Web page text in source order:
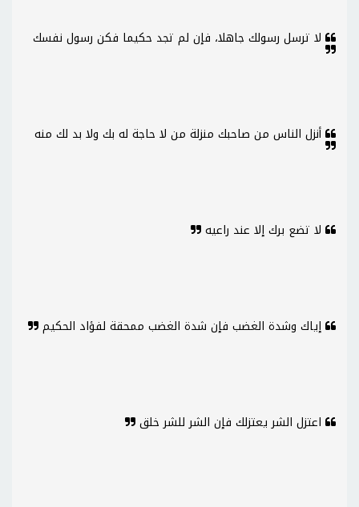
لا ترسل رسولك جاهلا، فإن لم تجد حكيما فكن رسول نفسك
أنزل الناس من صاحبك منزلة من لا حاجة له بك ولا بد لك منه
لا تضع برك إلا عند راعيه
إياك وشدة الغضب فإن شدة الغضب ممحقة لفؤاد الحكيم
اعتزل الشر يعتزلك فإن الشر للشر خلق